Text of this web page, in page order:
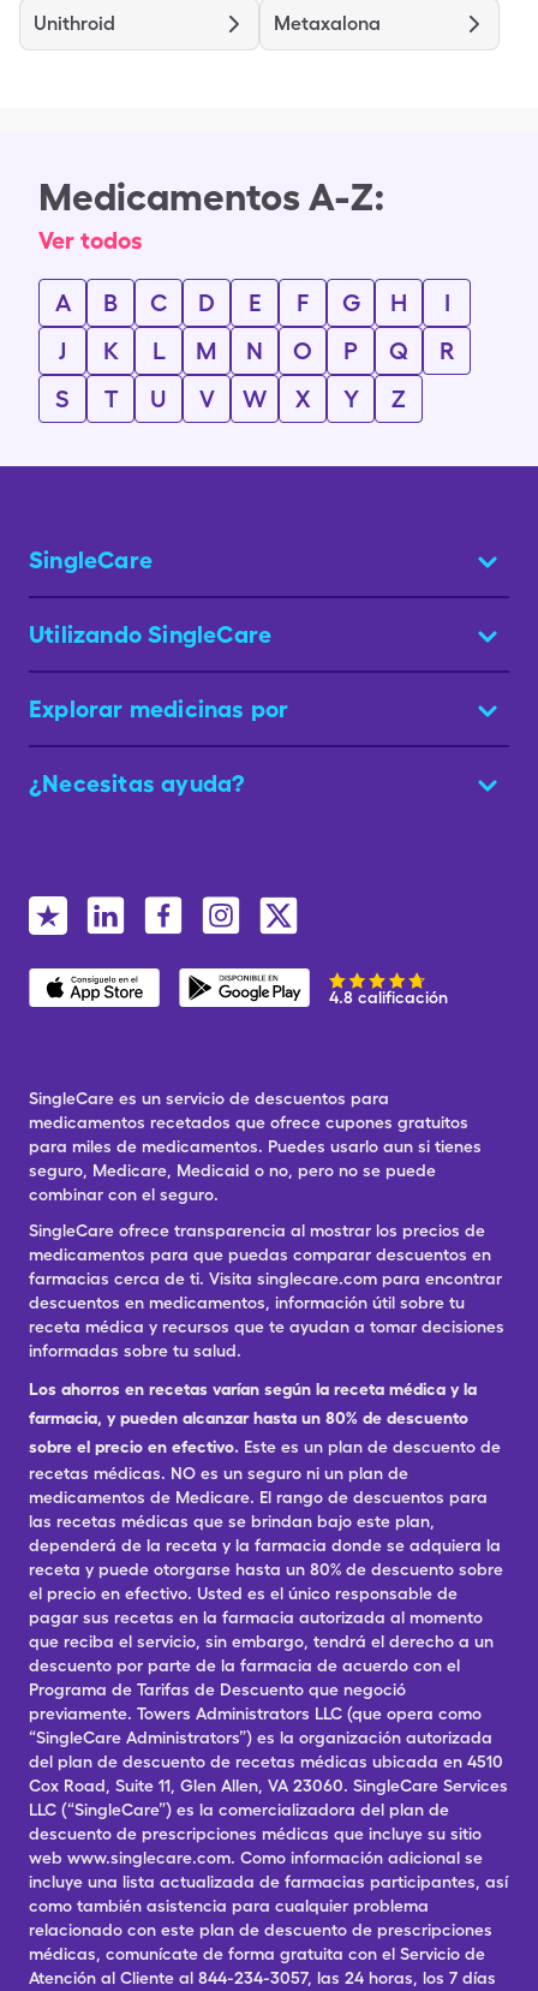
Unithroid Metaxalona
Medicamentos A-Z:
Ver todos
A B C D E F G H
I
J
K L M N O P Q
R
S
T U V W X Y Z
SingleCare
Utilizando SingleCare
Explorar medicinas por
¿Necesitas ayuda?
4.8 calificación
SingleCare es un servicio de descuentos para
medicamentos recetados que ofrece cupones gratuitos
para miles de medicamentos. Puedes usarlo aun si tienes
seguro, Medicare, Medicaid o no, pero no se puede
combinar con el seguro.
SingleCare ofrece transparencia al mostrar los precios de
medicamentos para que puedas comparar descuentos en
farmacias cerca de ti. Visita singlecare.com para encontrar
descuentos en medicamentos, información útil sobre tu
receta médica y recursos que te ayudan a tomar decisiones
informadas sobre tu salud.
Los ahorros en recetas varían según la receta médica y la
farmacia, y pueden alcanzar hasta un 80% de descuento
sobre el precio en efectivo. Este es un plan de descuento de
recetas médicas. NO es un seguro ni un plan de
medicamentos de Medicare. El rango de descuentos para
las recetas médicas que se brindan bajo este plan,
dependerá de la receta y la farmacia donde se adquiera la
receta y puede otorgarse hasta un 80% de descuento sobre
el precio en efectivo. Usted es el único responsable de
pagar sus recetas en la farmacia autorizada al momento
que reciba el servicio, sin embargo, tendrá el derecho a un
descuento por parte de la farmacia de acuerdo con el
Programa de Tarifas de Descuento que negoció
previamente. Towers Administrators LLC (que opera como
“SingleCare Administrators”) es la organización autorizada
del plan de descuento de recetas médicas ubicada en 4510
Cox Road, Suite 11, Glen Allen, VA 23060. SingleCare Services
LLC (“SingleCare”) es la comercializadora del plan de
descuento de prescripciones médicas que incluye su sitio
web www.singlecare.com. Como información adicional se
incluye una lista actualizada de farmacias participantes, así
como también asistencia para cualquier problema
relacionado con este plan de descuento de prescripciones
médicas, comunícate de forma gratuita con el Servicio de
Atención al Cliente al 844-234-3057, las 24 horas, los 7 días